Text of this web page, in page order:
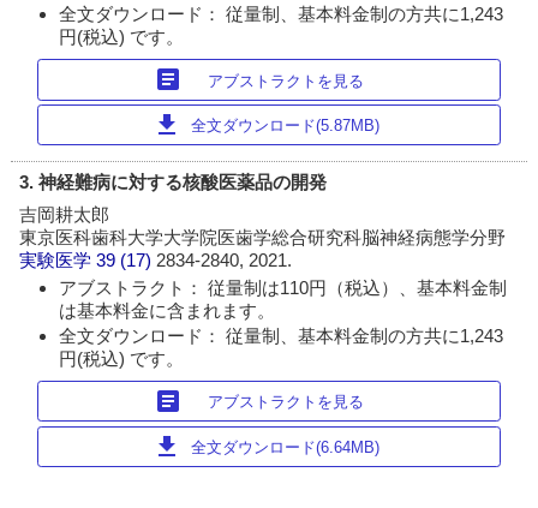
全文ダウンロード： 従量制、基本料金制の方共に1,243
円(税込) です。
article アブストラクトを見る
download 全文ダウンロード(5.87MB)
3. 神経難病に対する核酸医薬品の開発
吉岡耕太郎
東京医科歯科大学大学院医歯学総合研究科脳神経病態学分野
実験医学 39 (17) 2834-2840, 2021.
アブストラクト： 従量制は110円（税込）、基本料金制
は基本料金に含まれます。
全文ダウンロード： 従量制、基本料金制の方共に1,243
円(税込) です。
article アブストラクトを見る
download 全文ダウンロード(6.64MB)